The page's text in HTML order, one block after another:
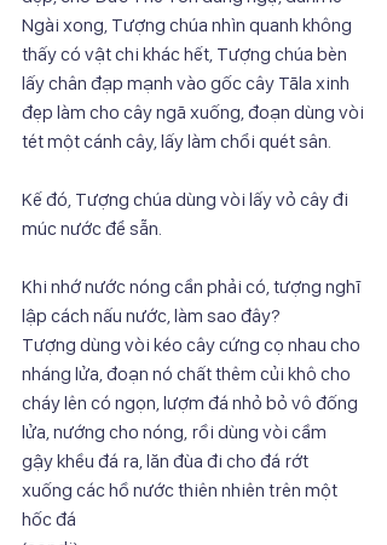
Ngài xong, Tượng chúa nhìn quanh không
thấy có vật chi khác hết, Tượng chúa bèn
lấy chân đạp mạnh vào gốc cây Tāla xinh
đẹp làm cho cây ngã xuống, đoạn dùng vòi
tét một cánh cây, lấy làm chổi quét sân.
Kế đó, Tượng chúa dùng vòi lấy vỏ cây đi
múc nước để sẵn.
Khi nhớ nước nóng cần phải có, tượng nghĩ
lập cách nấu nước, làm sao đây?
Tượng dùng vòi kéo cây cứng cọ nhau cho
nháng lửa, đoạn nó chất thêm củi khô cho
cháy lên có ngọn, lượm đá nhỏ bỏ vô đống
lửa, nướng cho nóng, rồi dùng vòi cầm
gậy khều đá ra, lăn đùa đi cho đá rớt
xuống các hồ nước thiên nhiên trên một
hốc đá